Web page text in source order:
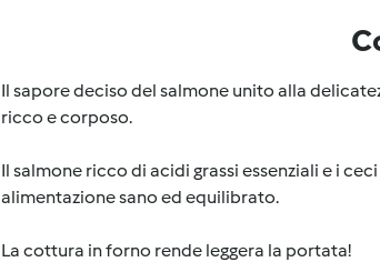
Il sapore deciso del salmone unito alla
ricco e corposo.
Il salmone ricco di acidi grassi essenziali e i
alimentazione sano ed equilibrato.
La cottura in forno rende leggera la portata!